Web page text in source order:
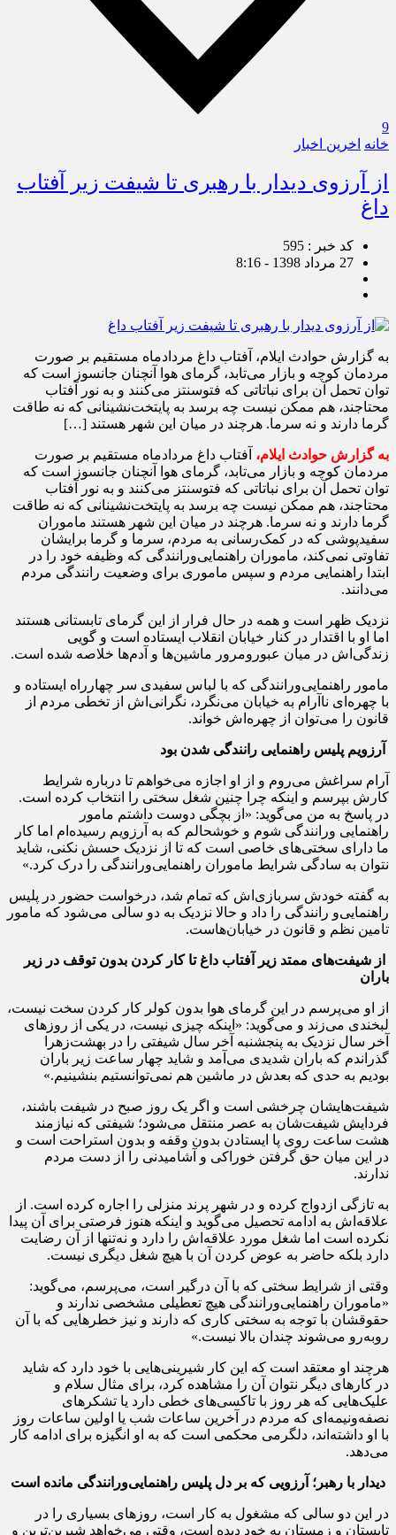
9
خانه اخرین اخبار
از آرزوی دیدار با رهبری تا شیفت زیر آفتاب
داغ
کد خبر : 595
27 مرداد 1398 - 8:16
به گزارش حوادث ایلام، آفتاب داغ مردادماه مستقیم بر صورت
مردمان کوچه و بازار می‌تابد، گرمای هوا آنچنان جانسوز است که
توان تحمل آن برای نباتاتی که فتوسنتز می‌کنند و به نور آفتاب
محتاجند، هم ممکن نیست چه برسد به پایتخت‌نشینانی که نه طاقت
گرما دارند و نه سرما. هرچند در میان این شهر هستند […]
به گزارش حوادث ایلام، آفتاب داغ مردادماه مستقیم بر صورت
مردمان کوچه و بازار می‌تابد، گرمای هوا آنچنان جانسوز است که
توان تحمل آن برای نباتاتی که فتوسنتز می‌کنند و به نور آفتاب
محتاجند، هم ممکن نیست چه برسد به پایتخت‌نشینانی که نه طاقت
گرما دارند و نه سرما. هرچند در میان این شهر هستند ماموران
سفیدپوشی که در کمک‌رسانی به مردم، سرما و گرما برایشان
تفاوتی نمی‌کند، ماموران راهنمایی‌ورانندگی که وظیفه خود را در
ابتدا راهنمایی مردم و سپس ماموری برای وضعیت رانندگی مردم
می‌دانند.
نزدیک ظهر است و همه در حال فرار از این گرمای تابستانی هستند
اما او با اقتدار در کنار خیابان انقلاب ایستاده است و گویی
زندگی‌اش در میان عبورومرور ماشین‌ها و آدم‌ها خلاصه شده است.
مامور راهنمایی‌ورانندگی که با لباس سفیدی سر چهارراه ایستاده و
با چهره‌ای ناآرام به خیابان می‌نگرد، نگرانی‌اش از تخطی مردم از
قانون را می‌توان از چهره‌اش خواند.
آرزویم پلیس راهنمایی رانندگی شدن بود
آرام سراغش می‌روم و از او اجازه می‌خواهم تا درباره شرایط
کارش بپرسم و اینکه چرا چنین شغل سختی را انتخاب کرده است.
در پاسخ به من می‌گوید: «از بچگی دوست داشتم مامور
راهنمایی ورانندگی شوم و خوشحالم که به آرزویم رسیده‌ام اما کار
ما دارای سختی‌های خاصی است که تا از نزدیک حسش نکنی، شاید
نتوان به سادگی شرایط ماموران راهنمایی‌ورانندگی را درک کرد.»
به گفته خودش سربازی‌اش که تمام شد، درخواست حضور در پلیس
راهنمایی‌و رانندگی را داد و حالا نزدیک به دو سالی می‌شود که مامور
تامین نظم و قانون در خیابان‌هاست.
از شیفت‌های ممتد زیر آفتاب داغ تا کار کردن بدون توقف در زیر
باران
از او می‌پرسم در این گرمای هوا بدون کولر کار کردن سخت نیست،
لبخندی می‌زند و می‌گوید: «اینکه چیزی نیست، در یکی از روزهای
آخر سال نزدیک به پنجشنبه آخر سال شیفتی را در بهشت‌زهرا
گذراندم که باران شدیدی می‌آمد و شاید چهار ساعت زیر باران
بودیم به حدی که بعدش در ماشین هم نمی‌توانستیم بنشینیم.»
شیفت‌هایشان چرخشی است و اگر یک روز صبح در شیفت باشند،
فردایش شیفت‌شان به عصر منتقل می‌شود؛ شیفتی که نیازمند
هشت ساعت روی پا ایستادن بدون وقفه و بدون استراحت است و
در این میان حق گرفتن خوراکی و آشامیدنی را از دست مردم
ندارند.
به تازگی ازدواج کرده و در شهر پرند منزلی را اجاره کرده است. از
علاقه‌اش به ادامه تحصیل می‌گوید و اینکه هنوز فرصتی برای آن پیدا
نکرده است اما شغل مورد علاقه‌اش را دارد و نه‌تنها از آن رضایت
دارد بلکه حاضر به عوض کردن آن با هیچ شغل دیگری نیست.
وقتی از شرایط سختی که با آن درگیر است، می‌پرسم، می‌گوید:
«ماموران راهنمایی‌ورانندگی هیچ تعطیلی مشخصی ندارند و
حقوقشان با توجه به سختی کاری که دارند و نیز خطرهایی که با آن
روبه‌رو می‌شوند چندان بالا نیست.»
هرچند او معتقد است که این کار شیرینی‌هایی با خود دارد که شاید
در کارهای دیگر نتوان آن را مشاهده کرد، برای مثال سلام و
علیک‌هایی که هر روز با تاکسی‌های خطی دارد یا تشکرهای
نصفه‌ونیمه‌ای که مردم در آخرین ساعات شب یا اولین ساعات روز
با او داشته‌اند، دلگرمی‌ محکمی است که به او ‌انگیزه برای ادامه کار
می‌دهد.
دیدار با رهبر؛ آرزویی که بر دل پلیس راهنمایی‌ورانندگی مانده است
در این دو سالی که مشغول به کار است، روزهای بسیاری را در
تابستان و زمستان به خود دیده است، وقتی می‌خواهد شیرین‌ترین و